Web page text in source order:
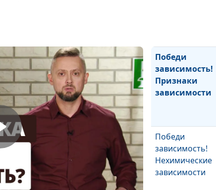
Победи
зависимость!
Признаки
зависимости
Победи
зависимость!
Нехимические
зависимости